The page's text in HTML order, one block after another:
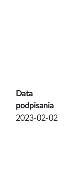
Data
podpisania
2023-02-02